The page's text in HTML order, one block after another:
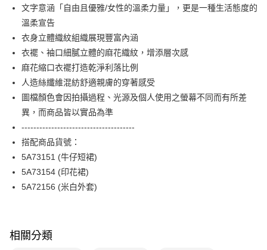
國泰世華商業銀行
兆豐國際商業銀行
臺灣中小企業銀行
匯豐（台灣）商業銀行
聯邦商業銀行
元大商業銀行
永豐商業銀行
玉山商業銀行
台新國際商業銀行
中國信託商業銀行
台灣樂天信用卡公司
街口支付
AFTEE先享後付
相關說明
【關於「AFTEE先享後付」】
AFTEE先享後付是「在收到商品之後才付款」的支付方式。 讓您購物簡單
便利好安心！
１．簡單：不需註冊會員、不需綁卡、不需儲值。
２．便利：只要手機號碼，簡訊認證，即可結帳。
【「AFTEE先享後付」結帳流程】
１．於結帳方式選擇「AFTEE先享後付」後，將跳轉至「AFTEE先享後付」
結帳頁面，進行簡訊認證並確認金額後，即可完成結帳。
２．訂單成立數日內，您將收到繳費通知簡訊。
３．收到繳費通知簡訊後14天內，點擊此簡訊中的連結，可透過四大超商／
後付繳納相關費用。
※ 交易是否成功請以「AFTEE先享後付 」之結帳頁面顯示為準，若有關於
付款後全家FamilyMart取貨
每筆NT$90，滿NT$3,600(含以上)免運費
付款後7-11取貨
每筆NT$90，滿NT$3,600(含以上)免運費
離島宅配 (蘭嶼恕不配送)
文字意涵「自由且優雅/女性的溫柔力量」，更是一種生活態度的
溫柔宣告
衣身立體織紋組織展現豐富內涵
衣襬、袖口細膩立體的麻花織紋，增添層次感
麻花縮口衣襬打造乾淨利落比例
人造絲纖維混紡舒適親膚的穿著感受
圖檔顏色會因拍攝過程、光源及個人使用之螢幕不同而有所差
異，而商品皆以實品為準
--------------------------------------
搭配商品貨號：
5A73151 (牛仔短裙)
5A73154 (印花裙)
5A72156 (米白外套)
相關分類